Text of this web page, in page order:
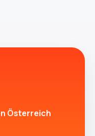
Österreich